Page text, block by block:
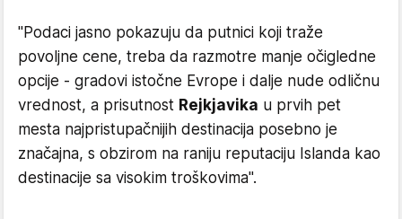
"Podaci jasno pokazuju da putnici koji traže
povoljne cene, treba da razmotre manje očigledne
opcije - gradovi istočne Evrope i dalje nude odličnu
vrednost, a prisutnost Rejkjavika u prvih pet
mesta najpristupačnijih destinacija posebno je
značajna, s obzirom na raniju reputaciju Islanda kao
destinacije sa visokim troškovima".